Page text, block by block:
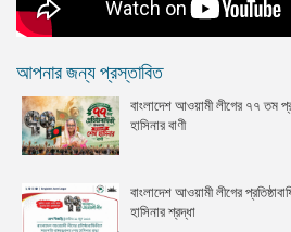
আপনার জন্য প্রস্তাবিত
বাংলাদেশ আওয়ামী লীগের ৭৭ তম
হাসিনার বাণী
বাংলাদেশ আওয়ামী লীগের
হাসিনার শ্রদ্ধা